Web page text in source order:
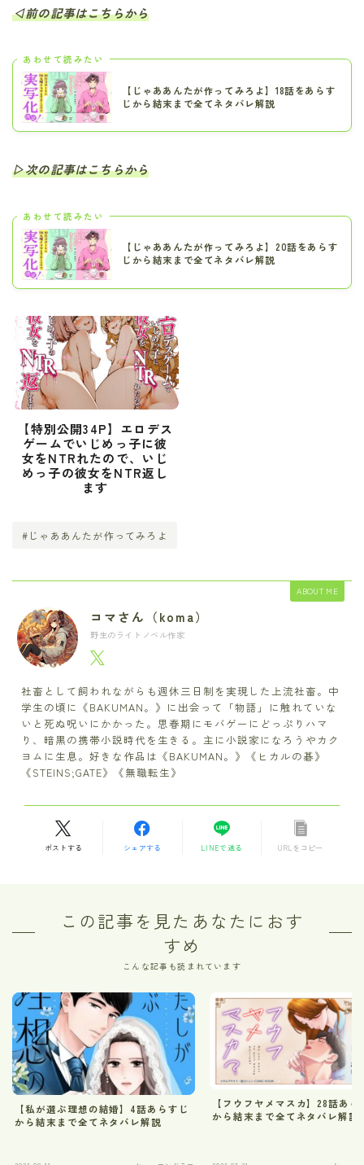
◁前の記事はこちらから
あわせて読みたい
【じゃああんたが作ってみろよ】18話をあらす
じから結末まで全てネタバレ解説
▷次の記事はこちらから
あわせて読みたい
【じゃああんたが作ってみろよ】20話をあらす
じから結末まで全てネタバレ解説
【特別公開34P】エロデス
ゲームでいじめっ子に彼
女をNTRれたので、いじ
めっ子の彼女をNTR返し
ます
#じゃああんたが作ってみろよ
ABOUT ME
コマさん（koma）
野生のライトノベル作家
社畜として飼われながらも週休三日制を実現した上流社畜。中
学生の頃に《BAKUMAN。》に出会って「物語」に触れていな
いと死ぬ呪いにかかった。思春期にモバゲーにどっぷりハマ
り、暗黒の携帯小説時代を生きる。主に小説家になろうやカク
ヨムに生息。好きな作品は《BAKUMAN。》《ヒカルの碁》
《STEINS;GATE》《無職転生》
ポストする シェアする LINEで送る URLをコピー
この記事を見たあなたにおす
すめ
こんな記事も読まれています
【私が選ぶ理想の結婚】4話あらすじ
から結末まで全てネタバレ解説
【フウフヤメマスカ】28話あら
から結末まで全てネタバレ解説